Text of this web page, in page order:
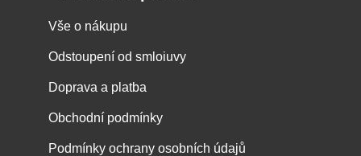
Vše o nákupu
Odstoupení od smloiuvy
Doprava a platba
Obchodní podmínky
Podmínky ochrany osobních údajů